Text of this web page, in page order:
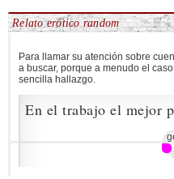
Relato erótico random
Para llamar su atención sobre
a buscar, porque a menudo el
sencilla hallazgo.
En el trabajo el mejor